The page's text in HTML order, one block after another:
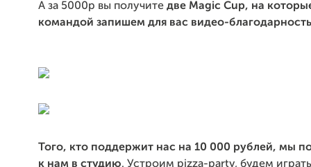
А за 5000р вы получите две Magic Cup, на
командой запишем для вас видео-благодарность
Того, кто поддержит нас на 10 000 рублей, мы
к нам в студию. Устроим pizza-party, будем